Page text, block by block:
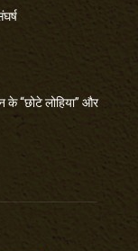
के “छोटे लोहिया” और